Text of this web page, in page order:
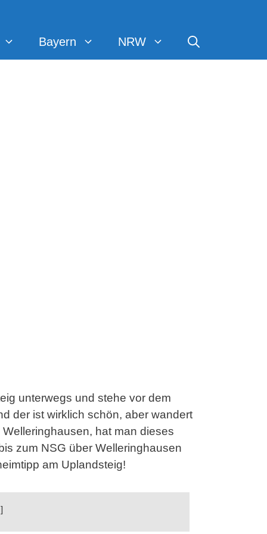
Bayern
NRW
unterwegs und stehe vor dem
der ist wirklich schön, aber wandert
hat man dieses
zum NSG über Welleringhausen
am Uplandsteig!